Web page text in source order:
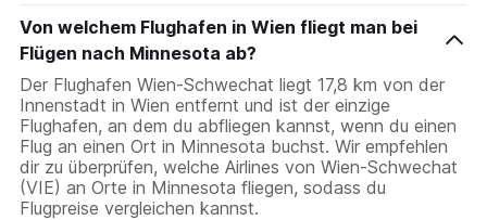
has
1
Y
axis
displaying
values.
Range:
0
to
3000.
Von welchem Flughafen in Wien fliegt man bei
Flügen nach Minnesota ab?
Der Flughafen Wien-Schwechat liegt 17,8 km von der
Innenstadt in Wien entfernt und ist der einzige
Flughafen, an dem du abfliegen kannst, wenn du einen
Flug an einen Ort in Minnesota buchst. Wir empfehlen
dir zu überprüfen, welche Airlines von Wien-Schwechat
(VIE) an Orte in Minnesota fliegen, sodass du
Flugpreise vergleichen kannst.